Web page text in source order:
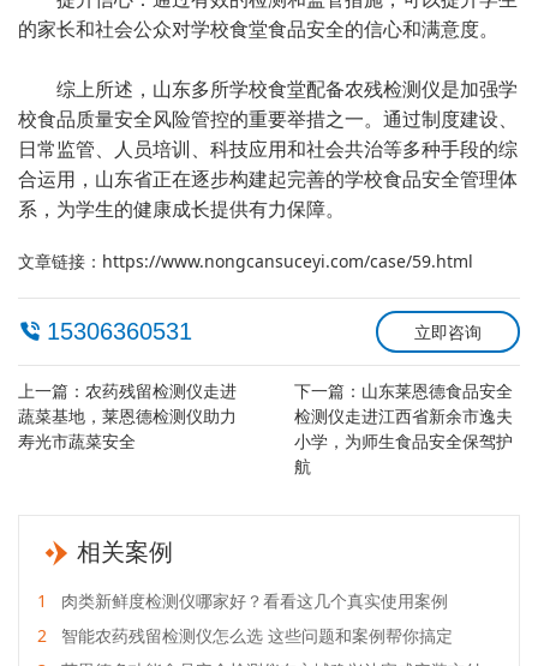
相关案例
1
肉类新鲜度检测仪哪家好？看看这几个真实使用案例
2
智能农药残留检测仪怎么选 这些问题和案例帮你搞定
的家长和社会公众对学校食堂食品安全的信心和满意度。
综上所述，山东多所学校食堂配备农残检测仪是加强学
校食品质量安全风险管控的重要举措之一。通过制度建设、
日常监管、人员培训、科技应用和社会共治等多种手段的综
合运用，山东省正在逐步构建起完善的学校食品安全管理体
系，为学生的健康成长提供有力保障。
文章链接： https://www.nongcansuceyi.com/case/59.html
15306360531 立即咨询
上一篇： 农药残留检测仪走进
蔬菜基地，莱恩德检测仪助力
寿光市蔬菜安全
下一篇： 山东莱恩德食品安全
检测仪走进江西省新余市逸夫
小学，为师生食品安全保驾护
航